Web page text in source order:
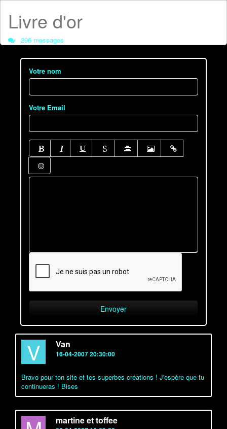
Livre d'or
296 messages
Votre nom
Votre Email
V Van
16-04-2007 20:30:00
Bravo pour ton site et tes superbes créations ! J'espère que tu
continueras ! Bises
martine et toffee